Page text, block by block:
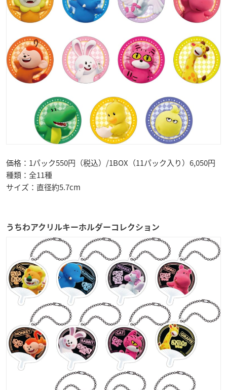
価格：1パック550円（税込）/1BOX（11パック入り）6,050円
種類：全11種
サイズ：直径約5.7cm
うちわアクリルキーホルダーコレクション